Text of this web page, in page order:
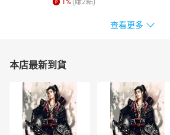
邱怜惠／臺北市博愛國小教師
洪德惠／桃園市自強國小教師
陳儀娉／新北市昌平國小教師
傅宓慧／桃園市龍星國小教師
鄭潓妏／基隆市深美國小教師
顧翠琴／資深閱讀推廣講師
1 % (賺2點)
查看更多
本店最新到貨